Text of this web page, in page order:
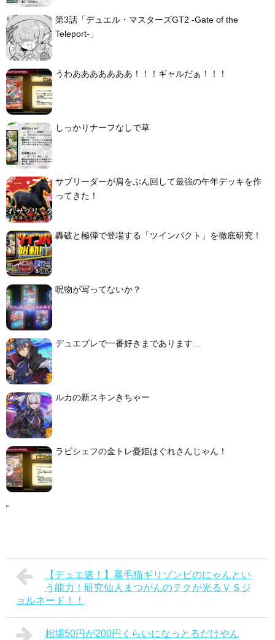
第3話「デュエル・マスターズGT2 -Gate of the
Teleport-」
うわあああああああ！！！ギャルだぁ！！！
しっかりナーフなしで草
サブリーダーが肩をぶん回して最強の午年デッキを作
ってきた！
轟破と極弾で登場する「ツインパクト」を徹底研究！
呪物が写ってないか？
デュエプレで一番好きまであります…
ルカの新スキンきちゃー
ラビシェフの金トレ憂姫はぐれさんじゃん！
【デュエ速！】暴毛猫ギリゾンビのにゃんとい
う能力！研究仙人まつがんのテクが光るＶＳジ
ョルネード！！
相場50円が200円くらいになっとるだけやん